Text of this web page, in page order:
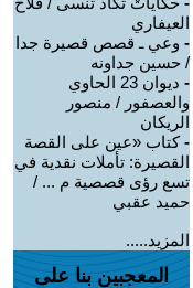
العيفاري
- وعي ـ قصص قصيرة جدا
/ حسين جداونه
-
ديوان 23 الحاوي
والعصفور / منصور
الريكان
-كتاب «عين على القصة
القصيرة: تأملات نقدية في
تسع رؤى قصصية م ... /
حميد عقبي
المزيد.....
المعجبين بنا على